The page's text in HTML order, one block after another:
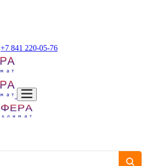
+7 841 220-05-76